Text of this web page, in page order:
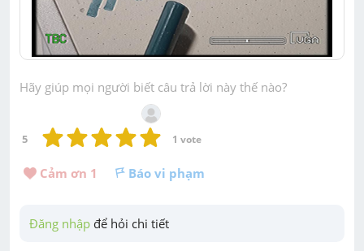
Hãy giúp mọi người biết câu trả lời này thế nào?
5 1 vote
Cảm ơn 1 Báo vi phạm
Đăng nhập để hỏi chi tiết